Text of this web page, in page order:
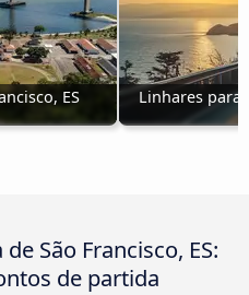
ES Linhares para
São Francisco, ES:
de partida